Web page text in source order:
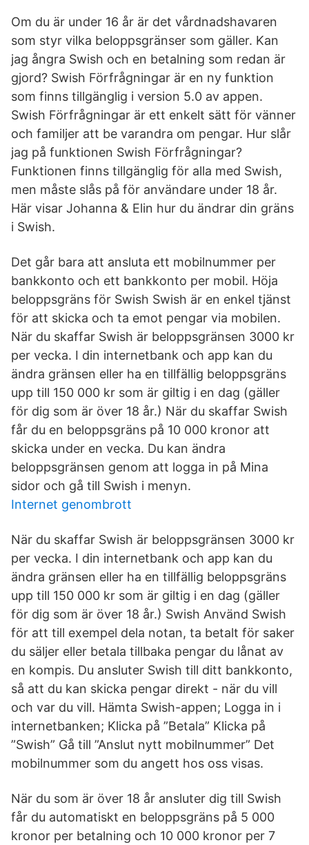
Om du är under 16 år är det vårdnadshavaren
som styr vilka beloppsgränser som gäller. Kan
jag ångra Swish och en betalning som redan är
gjord? Swish Förfrågningar är en ny funktion
som finns tillgänglig i version 5.0 av appen.
Swish Förfrågningar är ett enkelt sätt för vänner
och familjer att be varandra om pengar. Hur slår
jag på funktionen Swish Förfrågningar?
Funktionen finns tillgänglig för alla med Swish,
men måste slås på för användare under 18 år.
Här visar Johanna & Elin hur du ändrar din gräns
i Swish.
Det går bara att ansluta ett mobilnummer per
bankkonto och ett bankkonto per mobil. Höja
beloppsgräns för Swish Swish är en enkel tjänst
för att skicka och ta emot pengar via mobilen.
När du skaffar Swish är beloppsgränsen 3000 kr
per vecka. I din internetbank och app kan du
ändra gränsen eller ha en tillfällig beloppsgräns
upp till 150 000 kr som är giltig i en dag (gäller
för dig som är över 18 år.) När du skaffar Swish
får du en beloppsgräns på 10 000 kronor att
skicka under en vecka. Du kan ändra
beloppsgränsen genom att logga in på Mina
sidor och gå till Swish i menyn.
Internet genombrott
När du skaffar Swish är beloppsgränsen 3000 kr
per vecka. I din internetbank och app kan du
ändra gränsen eller ha en tillfällig beloppsgräns
upp till 150 000 kr som är giltig i en dag (gäller
för dig som är över 18 år.) Swish Använd Swish
för att till exempel dela notan, ta betalt för saker
du säljer eller betala tillbaka pengar du lånat av
en kompis. Du ansluter Swish till ditt bankkonto,
så att du kan skicka pengar direkt - när du vill
och var du vill. Hämta Swish-appen; Logga in i
internetbanken; Klicka på ”Betala” Klicka på
”Swish” Gå till ”Anslut nytt mobilnummer” Det
mobilnummer som du angett hos oss visas.
När du som är över 18 år ansluter dig till Swish
får du automatiskt en beloppsgräns på 5 000
kronor per betalning och 10 000 kronor per 7